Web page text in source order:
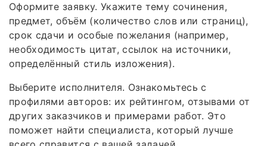
Оформите заявку. Укажите тему сочинения,
предмет, объём (количество слов или страниц),
срок сдачи и особые пожелания (например,
необходимость цитат, ссылок на источники,
определённый стиль изложения).
Выберите исполнителя. Ознакомьтесь с
профилями авторов: их рейтингом, отзывами от
других заказчиков и примерами работ. Это
поможет найти специалиста, который лучше